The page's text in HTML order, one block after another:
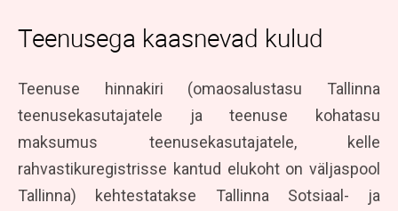
Teenusega kaasnevad kulud
Teenuse hinnakiri (omaosalustasu Tallinna
teenusekasutajatele ja teenuse kohatasu
maksumus teenusekasutajatele, kelle
rahvastikuregistrisse kantud elukoht on väljaspool
Tallinna) kehtestatakse Tallinna Sotsiaal- ja